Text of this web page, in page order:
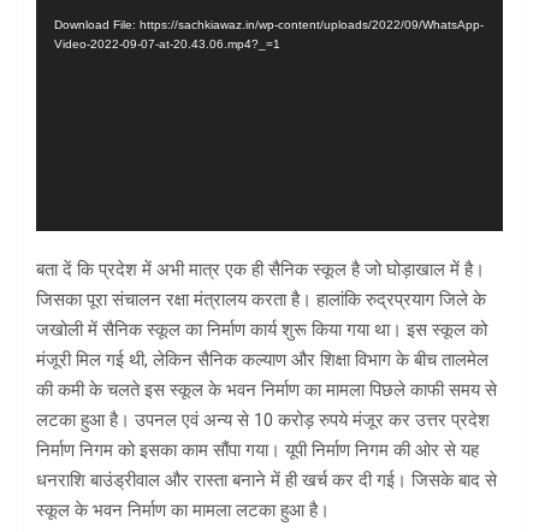
Player
Download File: https://sachkiawaz.in/wp-content/uploads/2022/09/WhatsApp-
Video-2022-09-07-at-20.43.06.mp4?_=1
बता दें कि प्रदेश में अभी मात्र एक ही सैनिक स्कूल है जो घोड़ाखाल में है।
जिसका पूरा संचालन रक्षा मंत्रालय करता है। हालांकि रुद्रप्रयाग जिले के
जखोली में सैनिक स्कूल का निर्माण कार्य शुरू किया गया था। इस स्कूल को
मंजूरी मिल गई थी, लेकिन सैनिक कल्याण और शिक्षा विभाग के बीच तालमेल
की कमी के चलते इस स्कूल के भवन निर्माण का मामला पिछले काफी समय से
लटका हुआ है। उपनल एवं अन्य से 10 करोड़ रुपये मंजूर कर उत्तर प्रदेश
निर्माण निगम को इसका काम सौंपा गया। यूपी निर्माण निगम की ओर से यह
धनराशि बाउंड्रीवाल और रास्ता बनाने में ही खर्च कर दी गई। जिसके बाद से
स्कूल के भवन निर्माण का मामला लटका हुआ है।